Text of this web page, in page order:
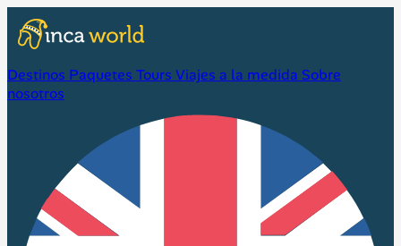
Destinos Paquetes Tours Viajes a la medida Sobre
nosotros